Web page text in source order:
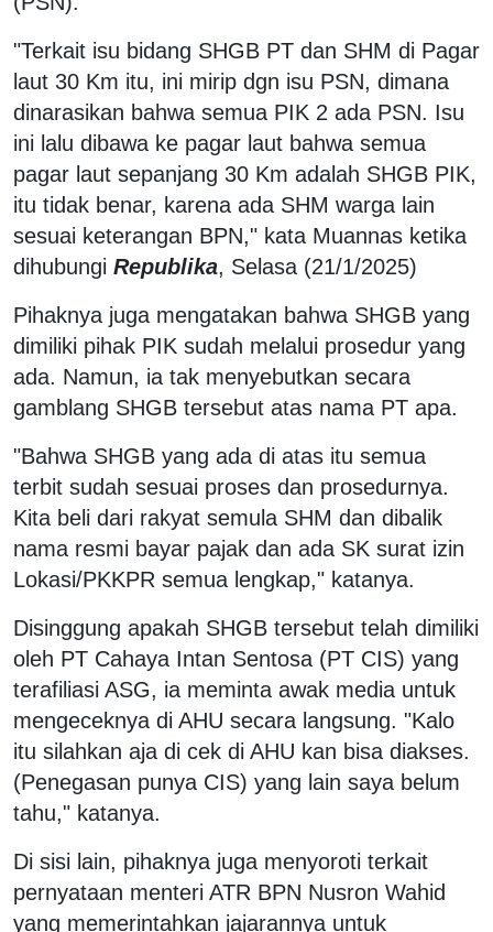
"Terkait isu bidang SHGB PT dan SHM di Pagar
laut 30 Km itu, ini mirip dgn isu PSN, dimana
dinarasikan bahwa semua PIK 2 ada PSN. Isu
ini lalu dibawa ke pagar laut bahwa semua
pagar laut sepanjang 30 Km adalah SHGB PIK,
itu tidak benar, karena ada SHM warga lain
sesuai keterangan BPN," kata Muannas ketika
dihubungi Republika, Selasa (21/1/2025)
Pihaknya juga mengatakan bahwa SHGB yang
dimiliki pihak PIK sudah melalui prosedur yang
ada. Namun, ia tak menyebutkan secara
gamblang SHGB tersebut atas nama PT apa.
"Bahwa SHGB yang ada di atas itu semua
terbit sudah sesuai proses dan prosedurnya.
Kita beli dari rakyat semula SHM dan dibalik
nama resmi bayar pajak dan ada SK surat izin
Lokasi/PKKPR semua lengkap," katanya.
Disinggung apakah SHGB tersebut telah dimiliki
oleh PT Cahaya Intan Sentosa (PT CIS) yang
terafiliasi ASG, ia meminta awak media untuk
mengeceknya di AHU secara langsung. "Kalo
itu silahkan aja di cek di AHU kan bisa diakses.
(Penegasan punya CIS) yang lain saya belum
tahu," katanya.
Di sisi lain, pihaknya juga menyoroti terkait
pernyataan menteri ATR BPN Nusron Wahid
yang memerintahkan jajarannya untuk